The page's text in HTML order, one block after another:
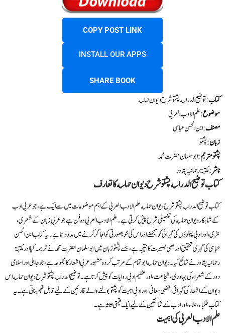
COPY POST LINK
INSTALL OUR APPS
SHARE BOOK
کتاب: توضیح الدراسه پشتوشرح دیوان حماسه
موضوع: علم الادب العربی
مصنف: ابن الحسن عباسی
زبان: پشتو
پشتو مترجم: ابو سلمان حضرت محمد
ناشر: مکتبۃ رحمانیہ پشاور
کتاب توضیح الدراسه پشتو شرح دیوان حماسه کا تعارف
کتاب توضیح الدراسه پشتو شرح دیوان حماسه علم الادب العربی کے اہم موضوعات میں سے ایک ہے، جو عربی ادب
کے شاہکار دیوان حماسه کی تفصیلی شرح پیش کرتی ہے۔ علم الادب العربی وہ فن ہے جو عربی زبان کے شعری،
نثری، اور ادبی پہلوؤں کی گہرائی کو سمجھنے اور اس کی خوبصورتی کو اجاگر کرنے میں مدد دیتا ہے۔ یہ کتاب ابن الحسن
عباسی کی گہری تحقیق اور علمی بصیرت کا نتیجہ ہے، جسے پشتو زبان میں ابو سلمان حضرت محمد نے ترجمہ کیا اور مکتبۃ
رحمانیہ پشاور نے شائع کیا۔ دیوان حماسه ابو تمام کے مرتب کردہ مشہور عربی اشعار کا مجموعہ ہے، جو جاہلی اور اسلامی
دور کے شعراء کی بہادری، شجاعت، اور عظیم ادبی روایات کو پیش کرتا ہے۔ توضیح الدراسه پشتو شرح دیوان حماسه اس
دیوان کے اشعار کی گہرائی، لفظی معانی، اور ادبی اہمیت کو پشتو بولنے والے قارئین کے لیے قابل فہم بناتی ہے۔ یہ
کتاب طلباء، علماء، اور ادب کے شائقین کے لیے ایک قیمتی اثاثہ ہے۔
علم الادب العربی کی اہمیت